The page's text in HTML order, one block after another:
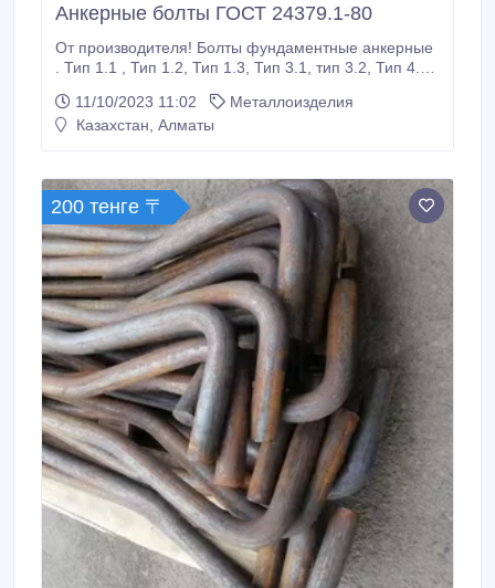
Анкерные болты ГОСТ 24379.1-80
От производителя! Болты фундаментные анкерные
. Тип 1.1 , Тип 1.2, Тип 1.3, Тип 3.1, тип 3.2, Тип 4.1,
анкерных фундаментных болтов согласно ГОСТу
24379-80, по серии 4.402-9, DIN 529 DIN 797 ГОСТу
11/10/2023 11:02
Металлоизделия
Казахстан, Алматы
200 тенге 〒